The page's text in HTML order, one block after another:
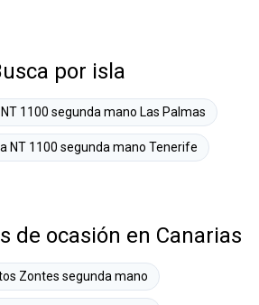
por isla
1100 segunda mano Las Palmas
NT 1100 segunda mano Tenerife
de ocasión en Canarias
Zontes segunda mano